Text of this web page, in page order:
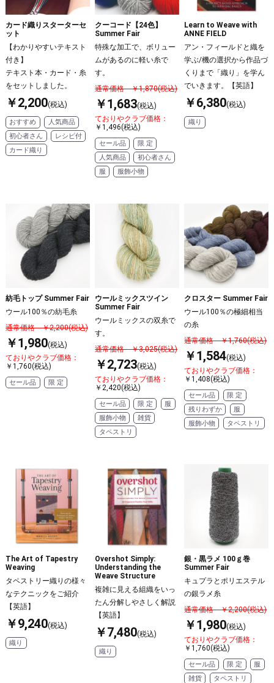
カード織りスターターセ
ット
【わかりやすいテキスト
付き】
テキスト本・カード・糸
をセットしました。
￥2,200(税込)
おすすめ
人気商品
初心者さん
レシピ付
カード織り
クーコード【24色】
Summer Fair
特殊な加工で、ボリュー
ムがあるのに軽い糸で
す。
通常価格 ￥1,870(税込)
￥1,683(税込)
ておりやクラブ価格：
￥1,496(税込)
セール品
限 定
人気商品
初心者さん
服
服飾小物
Learn to Weave with
ANNE FIELD
アン・フィールドと織を
学ぶ/機の選択から作品づ
くりまで「織り」を学ん
でいきます。【英語】
￥6,380(税込)
織り
紡毛トップ Summer Fair
ウール100％の紡毛糸
通常価格 ￥2,200(税込)
￥1,980(税込)
ておりやクラブ価格：
￥1,760(税込)
セール品 限 定
ウールミックスツイン
Summer Fair
ウールミックスの双糸で
す。
通常価格 ￥3,025(税込)
￥2,723(税込)
ておりやクラブ価格：
￥2,420(税込)
セール品 限 定
服
服飾小物
雑貨
タペストリ
クロスター Summer Fair
ウール100％の極細相当
の糸
通常価格 ￥1,760(税込)
￥1,584(税込)
ておりやクラブ価格：
￥1,408(税込)
セール品
限 定
残りわずか
服
服飾小物
タペストリ
The Art of Tapestry
Weaving
タペストリー織りの様々
なテクニックをご紹介
【英語】
￥9,240(税込)
織り
Overshot Simply:
Understanding the
Weave Structure
複雑に見える組織をいっ
たん分解しやさしく解説
【英語】
￥7,480(税込)
織り
銀・黒ラメ 100ｇ巻
Summer Fair
キュプラとポリエステル
の銀ラメ糸
通常価格 ￥2,200(税込)
￥1,980(税込)
ておりやクラブ価格：
￥1,760(税込)
セール品 限 定
服
雑貨
タペストリ